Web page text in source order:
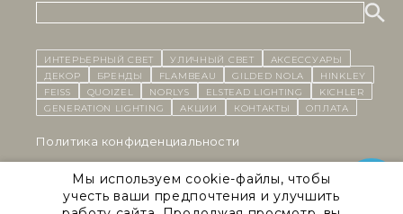
ИНТЕРЬЕРНЫЙ СВЕТ уличный СВЕТ
Аксессуары
декор
бренды Flambeau Gilded Nola
Hinkley
Feiss
Quoizel Norlys Elstead Lighting
Kichler
Generation Lighting
Акции контакты Оплата
Политика конфиденциальности
Cоглашение на обработку персональных данных
Мы используем cookie-файлы, чтобы
учесть ваши предпочтения и улучшить